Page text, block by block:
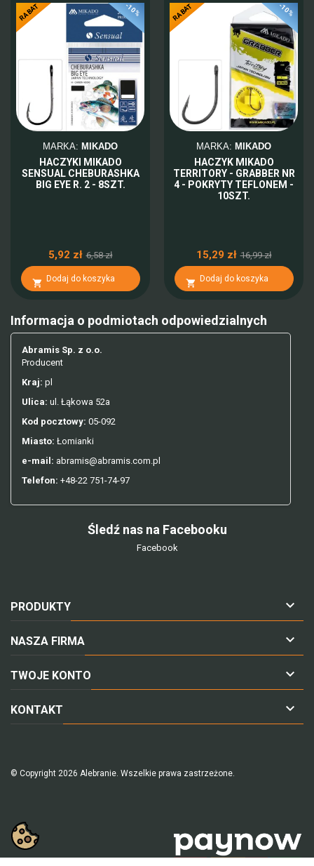
-10%
RABAT
MARKA: MIKADO
HACZYKI MIKADO
SENSUAL CHEBURASHKA
BIG EYE R. 2 - 8SZT.
5,92 zł 6,58 zł
 Dodaj do koszyka
-10%
RABAT
MARKA: MIKADO
HACZYK MIKADO
TERRITORY - GRABBER NR
4 - POKRYTY TEFLONEM -
10SZT.
15,29 zł 16,99 zł
 Dodaj do koszyka
Informacja o podmiotach odpowiedzialnych
Abramis Sp. z o.o.
Producent
Kraj: pl
Ulica: ul. Łąkowa 52a
Kod pocztowy: 05-092
Miasto: Łomianki
e-mail: abramis@abramis.com.pl
Telefon: +48-22 751-74-97
Śledź nas na Facebooku
Facebook
PRODUKTY 
NASZA FIRMA 
TWOJE KONTO 
KONTAKT 
© Copyright 2026 Alebranie. Wszelkie prawa zastrzeżone.